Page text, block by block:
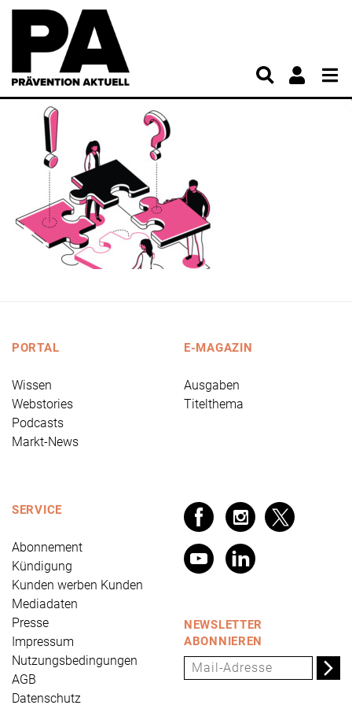
PORTAL
Wissen
Webstories
Podcasts
Markt-News
E-MAGAZIN
Ausgaben
Titelthema
SERVICE
Abonnement
Kündigung
Kunden werben Kunden
Mediadaten
Presse
Impressum
Nutzungsbedingungen
AGB
Datenschutz
NEWSLETTER
ABONNIEREN